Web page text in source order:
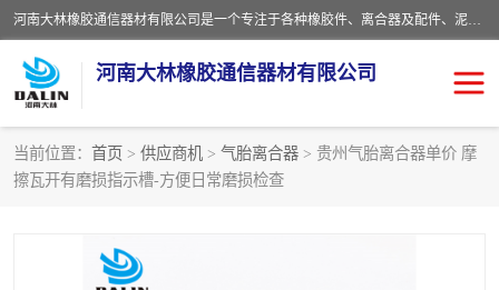
河南大林橡胶通信器材有限公司是一个专注于各种橡胶件、离合器及配件、泥浆泵及配件等产品设计制造和加工的企业。产品应用于矿山、冶金、石油、钢铁、化工、水泥、船舶、造纸、通用机械等各种大功率机械传动或制动装置。
河南大林橡胶通信器材有限公司
当前位置： 首页 > 供应商机 > 气胎离合器 > 贵州气胎离合器单价 摩
擦瓦开有磨损指示槽-方便日常磨损检查
推盘离合器 通风离合器
VC离合器